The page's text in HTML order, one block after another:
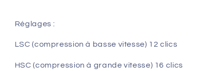
Réglages :
LSC (compression à basse vitesse) 12 clics
HSC (compression à grande vitesse) 16 clics